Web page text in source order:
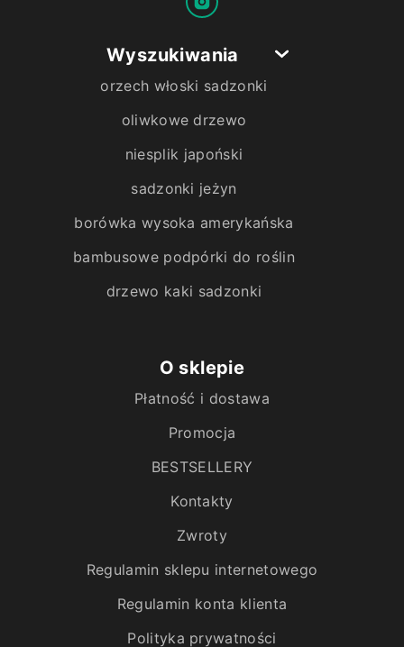
Wyszukiwania
orzech włoski sadzonki
oliwkowe drzewo
niesplik japoński
sadzonki jeżyn
borówka wysoka amerykańska
bambusowe podpórki do roślin
drzewo kaki sadzonki
O sklepie
Płatność i dostawa
Promocja
BESTSELLERY
Kontakty
Zwroty
Regulamin sklepu internetowego
Regulamin konta klienta
Polityka prywatności